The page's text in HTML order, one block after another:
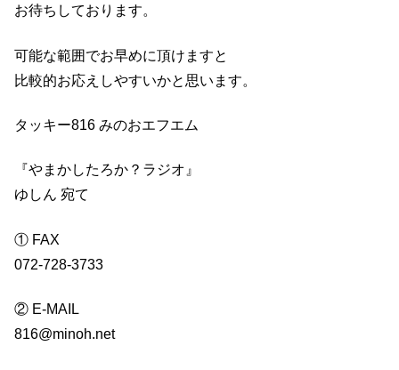
お待ちしております。
可能な範囲でお早めに頂けますと
比較的お応えしやすいかと思います。
タッキー816 みのおエフエム
『やまかしたろか？ラジオ』
ゆしん 宛て
① FAX
072-728-3733
② E-MAIL
816@minoh.net